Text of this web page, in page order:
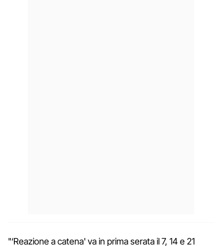
"‘Reazione a catena' va in prima serata il 7, 14 e 21